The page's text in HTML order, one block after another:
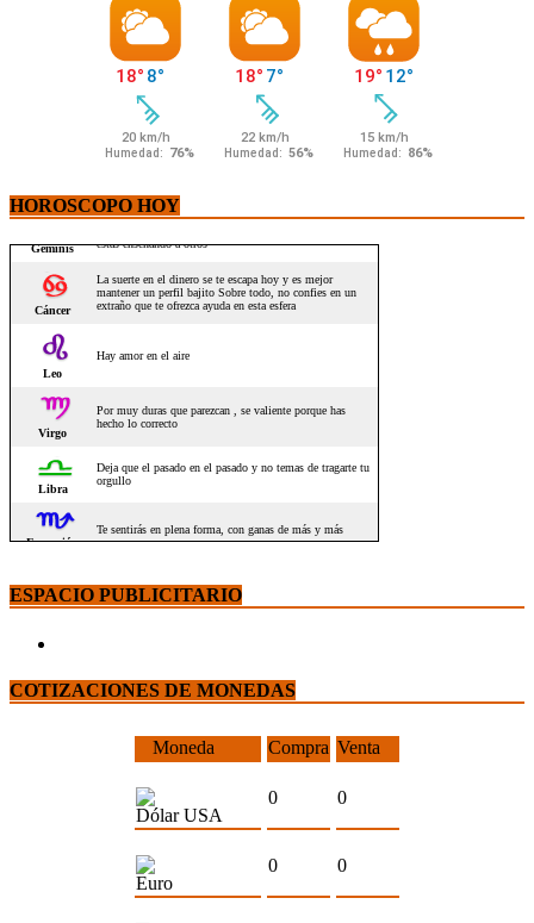
HOROSCOPO HOY
ESPACIO PUBLICITARIO
COTIZACIONES DE MONEDAS
Moneda Compra Venta
Dólar USA
0 0
Euro
0 0